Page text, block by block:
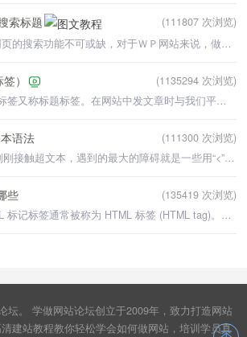
索标题
(111807 次浏览)
自己做网站过程中，网页的搜索功能不可或缺，对于ＷＰ网站来说，做一个搜索功能不是难事，我们的课程也讲到
）
(1135294 次浏览)
html H标题标签介绍H标签又称标题标签。在网站中发文章时与我们平时写作文是一样的，文章必须有一个标题
语法
(111300 次浏览)
html 标签有哪些特点刚刚接触超文本，遇到的最大的障碍就是一些用“<”和“>”括起来的句子，我们称它
些
(135419 次浏览)
什么是HTML标签HTML 标记标签通常被称为 HTML 标签 (HTML tag)。HTML标签即是网页浏览器识别符，就像一个
坛。 学做网站论坛创立于2009年，致力打造网站
建站教程教你轻松学会如何做网站，培训学员真